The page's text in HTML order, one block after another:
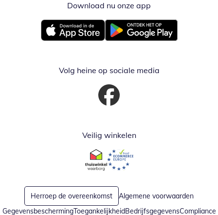
Download nu onze app
Opent in nieuw vensterOpent in nieuw venster
Volg heine op sociale media
Opent in nieuw venster
Veilig winkelen
Opent in nieuw venster
Opent in nieuw venster
Herroep de overeenkomst
Algemene voorwaarden
GegevensbeschermingToegankelijkheidBedrijfsgegevensCompliance